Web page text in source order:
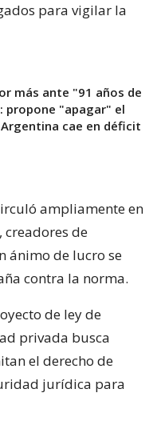
para vigilar la
más ante "91 años de
propone "apagar" el
cae en déficit
ampliamente en
creadores de
ánimo de lucro se
contra la norma.
de ley de
privada busca
el derecho de
jurídica para